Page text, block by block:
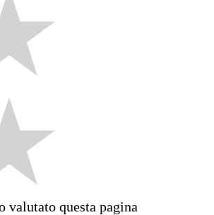
valutato questa pagina